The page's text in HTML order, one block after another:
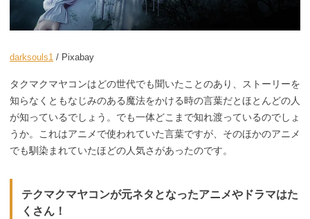
darksouls1 / Pixabay
タクマクマヤコンはどの世代でも聞いたことのあり、ストーリーを
知らなくともなじみのある魔法をかける時の言葉だとほとんどの人
が知っているでしょう。でも一体どこまで知れ渡っているのでしょ
うか。これはアニメで使われていた言葉ですが、そのほかのアニメ
でも馴染まれていたほどの人気さがあったのです。
テクマクマヤコンが元ネタとなったアニメやドラマはた
くさん！